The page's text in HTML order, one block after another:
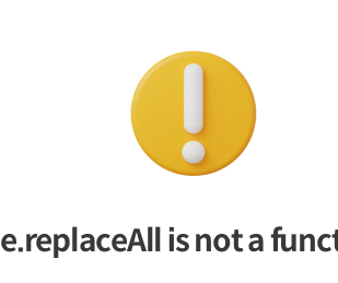
e.replaceAll is not a